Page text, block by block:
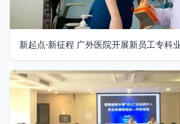
新起点·新征程 广外医院开展新员工专科